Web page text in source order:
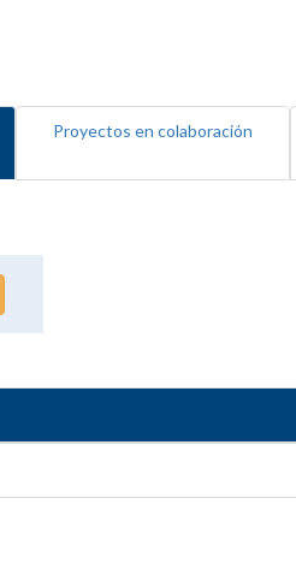
Proyectos en colaboración